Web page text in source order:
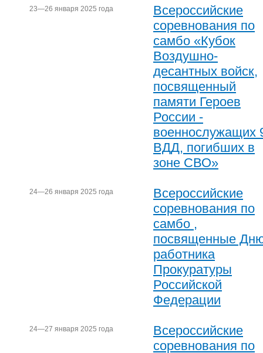
23—26 января 2025 года
Всероссийские
соревнования по
самбо «Кубок
Воздушно-
десантных войск,
посвященный
памяти Героев
России -
военнослужащих
ВДД, погибших в
зоне СВО»
24—26 января 2025 года
Всероссийские
соревнования по
самбо ,
посвященные
работника
Прокуратуры
Российской
Федерации
24—27 января 2025 года
Всероссийские
соревнования по